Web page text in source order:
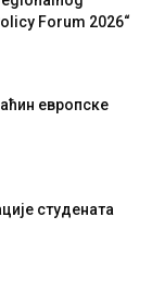
Forum 2026“
европске
студената